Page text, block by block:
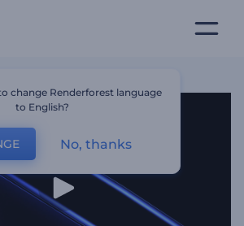
change Renderforest language
to English?
No, thanks